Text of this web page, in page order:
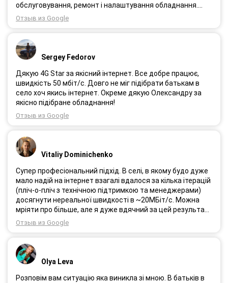
обслуговування, ремонт і налаштування обладнання.
Через 3 роки після покупки я не шкодую про прийняте
тоді рішення придбати обладнання в компанії 3G star
Отзыв из Google
Sergey Fedorov
Дякую 4G Star за якісний інтернет. Все добре працює,
швидкість 50 мбіт/с. Довго не міг підібрати батькам в
село хоч якись інтернет. Окреме дякую Олександру за
якісно підібране обладнання!
Отзыв из Google
Vitaliy Dominichenko
Супер професіональний підхід. В селі, в якому будо дуже
мало надій на інтернет взагалі вдалося за кілька ітерацій
(пліч-о-пліч з технічною підтримкою та менеджерами)
досягнути нереальної швидкості в ~20МБіт/с. Можна
мріяти про більше, але я дуже вдячний за цей результат,
так як перші спроби впиралися в максимум 4-5 МБіт/с.
Спробували усіх можливих операторів, обертав десятки
доплатою і вдалося неможливе :) Дякую вам! Безумовно
вдячний і радий знайомству.
Отзыв из Google
Olya Leva
Розповім вам ситуацію яка виникла зі мною. В батьків в